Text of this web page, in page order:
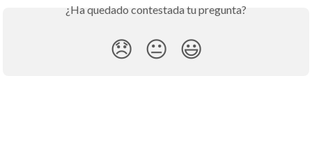
¿Ha quedado contestada tu pregunta?
😞 😐 😃